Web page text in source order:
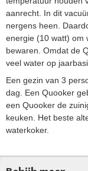
aanrecht. In dit
nergens heen.
energie (10 watt) om
bewaren. Omdat de
veel water op
Een gezin van 3
dag. Een Quooker
een Quooker de
keuken. Het beste
waterkoker.